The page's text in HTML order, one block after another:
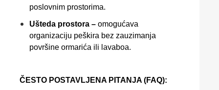
poslovnim prostorima.
Ušteda prostora – omogućava
organizaciju peškira bez zauzimanja
površine ormarića ili lavaboa.
ČESTO POSTAVLJENA PITANJA (FAQ):